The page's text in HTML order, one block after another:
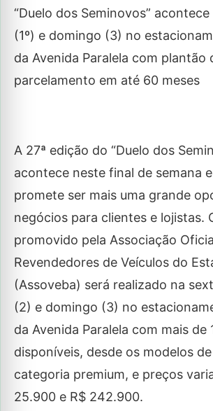
“Duelo dos Seminovos”
(1º) e domingo (3) no
da Avenida Paralela com plantão
parcelamento em até 60 meses
A 27ª edição do “Duelo dos
acontece neste final de semana
promete ser mais uma grande
negócios para clientes e lojistas.
promovido pela Associação
Revendedores de Veículos do
(Assoveba) será realizado na
(2) e domingo (3) no
da Avenida Paralela com mais de
disponíveis, desde os modelos
categoria premium, e preços
25.900 e R$ 242.900.